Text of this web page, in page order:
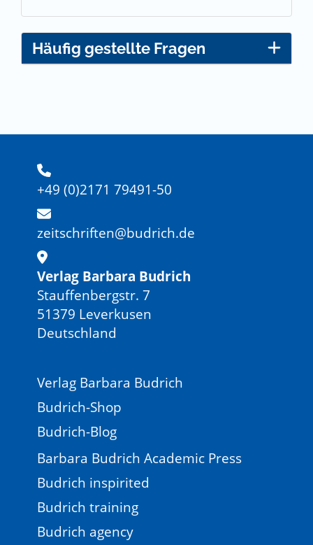
Häufig gestellte Fragen
+49 (0)2171 79491-50
zeitschriften@budrich.de
Verlag Barbara Budrich
Stauffenbergstr. 7
51379 Leverkusen
Deutschland
Verlag Barbara Budrich
Budrich-Shop
Budrich-Blog
Barbara Budrich Academic Press
Budrich inspirited
Budrich training
Budrich agency